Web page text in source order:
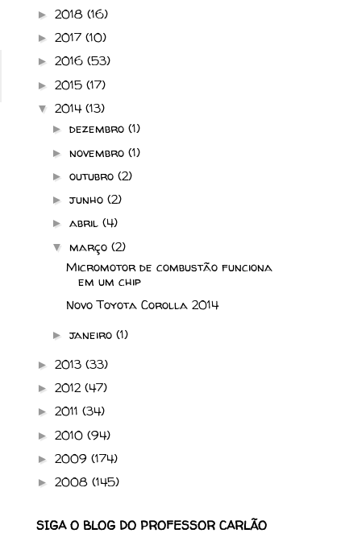
► 2018 (16)
► 2017 (10)
► 2016 (53)
► 2015 (17)
▼ 2014(13)
► dezembro (1)
► novembro (1)
► outubro (2)
► junho (2)
► abril (4)
▼ março (2)
Micromotor de combustão funciona
em um chip
Novo Toyota Corolla 2014
► janeiro (1)
► 2013 (33)
► 2012(47)
► 2011 (34)
► 2010 (94)
► 2009 (174)
► 2008 (145)
SIGA O BLOG DO PROFESSOR CARLÃO